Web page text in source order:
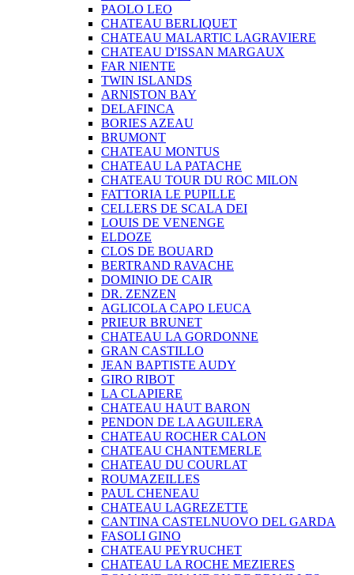
PAOLO LEO
CHATEAU BERLIQUET
CHATEAU MALARTIC LAGRAVIERE
CHATEAU D'ISSAN MARGAUX
FAR NIENTE
TWIN ISLANDS
ARNISTON BAY
DELAFINCA
BORIES AZEAU
BRUMONT
CHATEAU MONTUS
CHATEAU LA PATACHE
CHATEAU TOUR DU ROC MILON
FATTORIA LE PUPILLE
CELLERS DE SCALA DEI
LOUIS DE VENENGE
ELDOZE
CLOS DE BOUARD
BERTRAND RAVACHE
DOMINIO DE CAIR
DR. ZENZEN
AGLICOLA CAPO LEUCA
PRIEUR BRUNET
CHATEAU LA GORDONNE
GRAN CASTILLO
JEAN BAPTISTE AUDY
GIRO RIBOT
LA CLAPIERE
CHATEAU HAUT BARON
PENDON DE LA AGUILERA
CHATEAU ROCHER CALON
CHATEAU CHANTEMERLE
CHATEAU DU COURLAT
ROUMAZEILLES
PAUL CHENEAU
CHATEAU LAGREZETTE
CANTINA CASTELNUOVO DEL GARDA
FASOLI GINO
CHATEAU PEYRUCHET
CHATEAU LA ROCHE MEZIERES